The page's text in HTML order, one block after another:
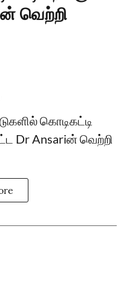
வெற்றி
கொடிகட்டி
Dr Ansariன் வெற்றி